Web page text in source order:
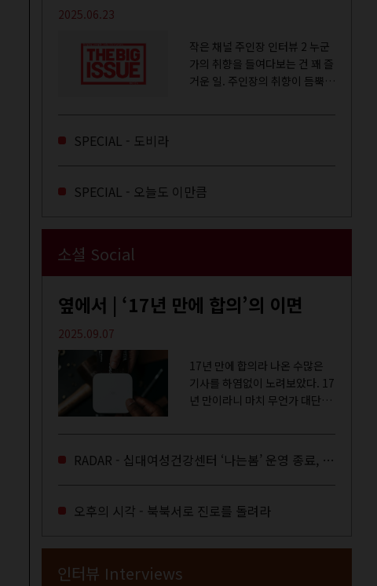
2025.06.23
작은 채널 주인장 인터뷰 2 누군
가의 취향을 들여다보는 건 꽤 즐
거운 일. 주인장의 취향이 듬뿍
SPECIAL - 도비라
SPECIAL - 오늘도 이만큼
소셜 Social
옆에서 | ‘17년 만에 합의’의 이면
2025.09.07
17년 만에 합의라 나온 수많은
기사를 하염없이 노려보았다. 17
년 만이라니 마치 무언가 대단한
결정하는 심의기구인 최저임금
위원회에 대한 소식을 전하는 기
RADAR - 십대여성건강센터 ‘나는봄’ 운영 종료, 약자로부터 멀어지는 도시
오후의 시각 - 북북서로 진로를 돌려라
인터뷰 Interviews